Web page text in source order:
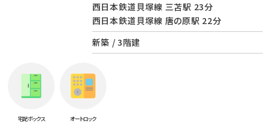
西日本鉄道貝塚線 三苫駅 23分
西日本鉄道貝塚線 唐の原駅 22分
新築 / 3階建
宅配ボックス オートロック